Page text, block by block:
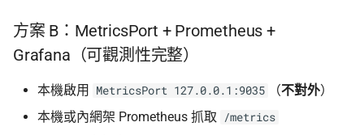
方案 B：MetricsPort + Prometheus +
Grafana（可觀測性完整）
本機啟用 MetricsPort 127.0.0.1:9035 （不對外）
本機或內網架 Prometheus 抓取
/metrics